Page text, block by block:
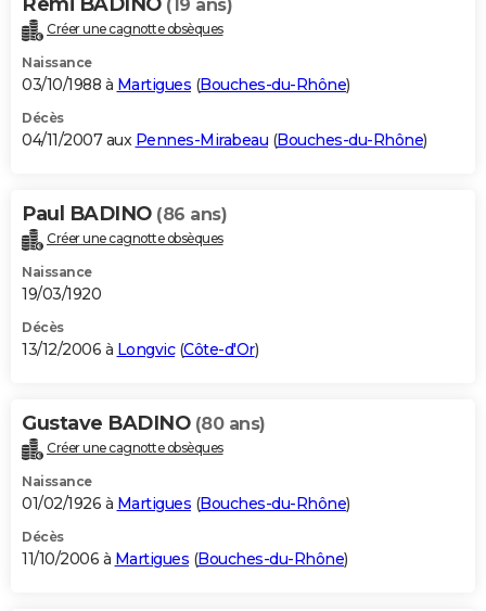
Remi BADINO (19 ans)
Créer une cagnotte obsèques
Naissance
03/10/1988 à Martigues (Bouches-du-Rhône)
Décès
04/11/2007 aux Pennes-Mirabeau (Bouches-du-Rhône)
Paul BADINO (86 ans)
Créer une cagnotte obsèques
Naissance
19/03/1920
Décès
13/12/2006 à Longvic(Côte-d'Or)
Gustave BADINO (80 ans)
Créer une cagnotte obsèques
Naissance
01/02/1926 à Martigues (Bouches-du-Rhône)
Décès
11/10/2006 à Martigues (Bouches-du-Rhône)